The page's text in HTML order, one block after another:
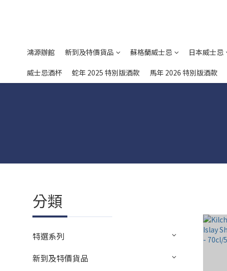
鴻源辦館 新到及特價貨品 蘇格蘭威士忌 日本威士忌
威士忌酒杯 蛇年 2025 特別版酒款 馬年 2026 特別版酒款
分類
特選系列
新到及特價貨品